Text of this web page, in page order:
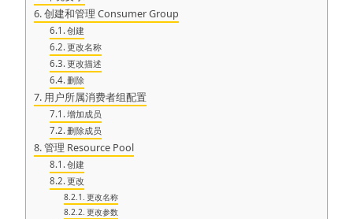
创建和管理 Consumer Group
创建
更改名称
更改描述
删除
用户所属消费者组配置
增加成员
删除成员
管理 Resource Pool
创建
更改
更改名称
更改参数